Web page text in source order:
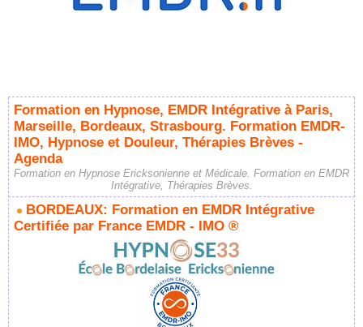
Formation en Hypnose, EMDR Intégrative à Paris,
Marseille, Bordeaux, Strasbourg. Formation EMDR-
IMO, Hypnose et Douleur, Thérapies Brèves -
Agenda
Formation en Hypnose Ericksonienne et Médicale. Formation en EMDR
Intégrative, Thérapies Brèves.
BORDEAUX: Formation en EMDR Intégrative
Certifiée par France EMDR - IMO ®